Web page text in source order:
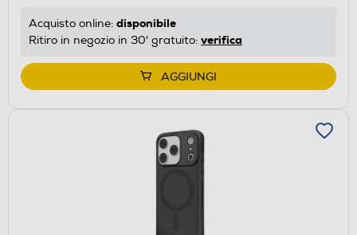
Acquisto online: disponibile
Ritiro in negozio in 30' gratuito: verifica
AGGIUNGI